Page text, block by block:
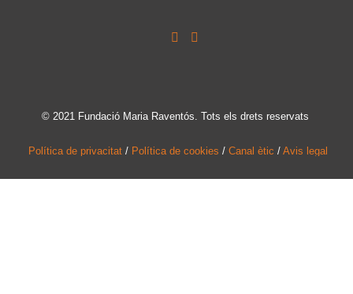
© 2021 Fundació Maria Raventós. Tots els drets reservats
Política de privacitat / Política de cookies / Canal ètic / Avis legal